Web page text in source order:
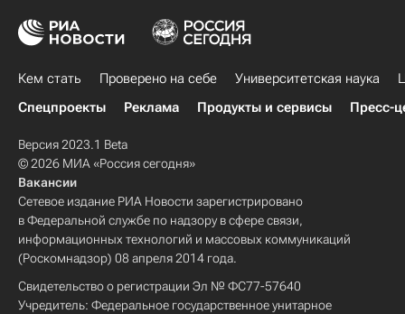
Кем стать Проверено на себе Университетская наука
Спецпроекты
Реклама Продукты и сервисы Пресс-
Версия 2023.1 Beta
© 2026 МИА «Россия сегодня»
Вакансии
Сетевое издание РИА Новости зарегистрировано
в Федеральной службе по надзору в сфере связи,
информационных технологий и массовых коммуникаций
(Роскомнадзор) 08 апреля 2014 года.
Свидетельство о регистрации Эл № ФС77-57640
Учредитель: Федеральное государственное унитарное